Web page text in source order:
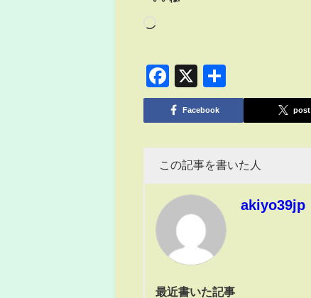
Facebook
X
有
Facebook post
この記事を書いた人
akiyo39jp
最近書いた記事